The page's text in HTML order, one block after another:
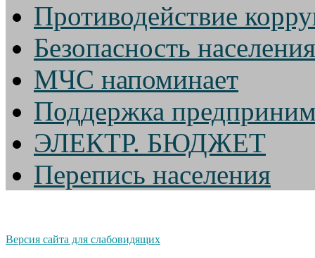
Противодействие
Безопасность населения
МЧС напоминает
Поддержка
ЭЛЕКТР. БЮДЖЕТ
Перепись населения
Версия сайта для слабовидящих